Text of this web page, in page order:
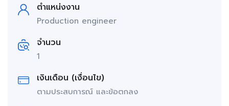
ตำแหน่งงาน
Production engineer
จำนวน
1
เงินเดือน (เงื่อนไข)
ตามประสบการณ์ และข้อตกลง